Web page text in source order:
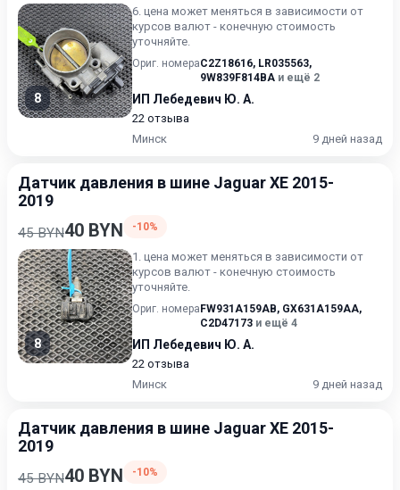
8
6. цена может меняться в зависимости от
курсов валют - конечную стоимость
уточняйте.
Ориг. номераC2Z18616, LR035563,
9W839F814BA и ещё 2
ИП Лебедевич Ю. А.
22 отзыва
Минск
9 дней назад
Датчик давления в шине Jaguar XE 2015-
2019
45 BYN40 BYN -10%
8
1. цена может меняться в зависимости от
курсов валют - конечную стоимость
уточняйте.
Ориг. номера FW931A159AB, GX631A159AA,
C2D47173 и ещё 4
ИП Лебедевич Ю. А.
22 отзыва
Минск
9 дней назад
Датчик давления в шине Jaguar XE 2015-
2019
45 BYN40 BYN -10%